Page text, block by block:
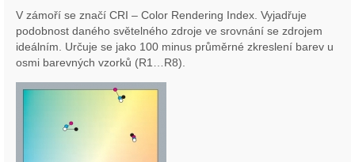
V zámoří se značí CRI – Color Rendering Index. Vyjadřuje
podobnost daného světelného zdroje ve srovnání se zdrojem
ideálním. Určuje se jako 100 minus průměrné zkreslení barev u
osmi barevných vzorků (R1…R8).